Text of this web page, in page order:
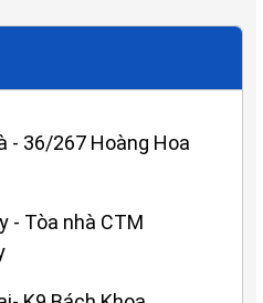
- 36/267 Hoàng Hoa
- Tòa nhà CTM